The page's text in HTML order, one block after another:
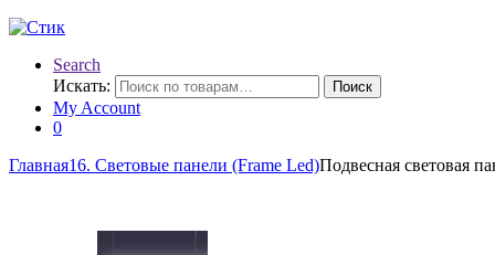
Search
Искать:
Поиск
My Account
0
Главная16. Световые панели (Frame Led)Подвесная световая